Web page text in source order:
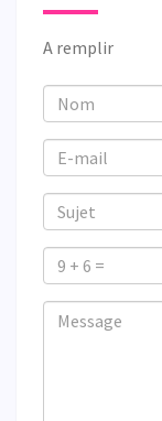
A remplir
Nom
mail
Sujet
+
Veuillez
Veuillez
Message